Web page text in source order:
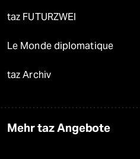
taz FUTURZWEI
Le Monde diplomatique
taz Archiv
Mehr taz Angebote